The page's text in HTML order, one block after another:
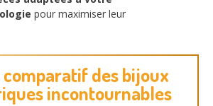
pour maximiser leur
comparatif des bijoux
incontournables